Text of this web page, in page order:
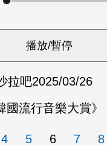
拉吧2025/03/26
國流行音樂大賞》
4 5 6 7 8